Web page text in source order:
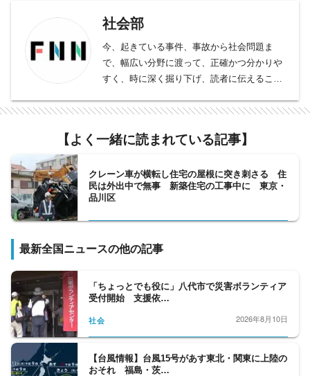
社会部
今、起きている事件、事故から社会問題ま
で、幅広い分野に渡って、正確かつ分かりや
すく、時に深く掘り下げ、読者に伝えること
事件、事故、裁判から、医療、年金、運輸･
など、幅広い分野をフォロー。天皇陛下など
担当。社会問題、調査報道については、分野
の垣根を越えて取材に取り組んでいます。
【よく一緒に読まれている記事】
クレーン車が横転し住宅の屋根に突き刺さる 住
民は外出中で無事 新築住宅の工事中に 東京・
品川区
最新全国ニュースの他の記事
「ちょっとでも役に」八代市で災害ボランティア
受付開始 支援依…
社会 2026年8月10日
【台風情報】台風15号があす東北・関東に上陸の
おそれ 福島・茨…